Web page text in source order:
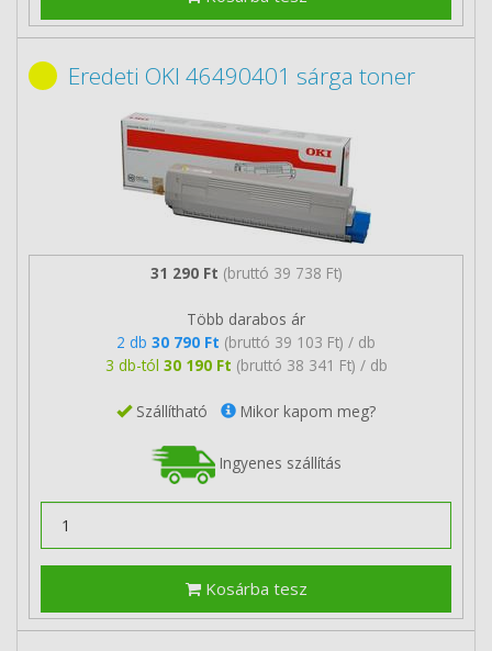
Eredeti OKI 46490401 sárga toner
31 290 Ft (bruttó 39 738 Ft)
Több darabos ár
2 db 30 790 Ft (bruttó 39 103 Ft) / db
3 db-tól 30 190 Ft (bruttó 38 341 Ft) / db
Szállítható Mikor kapom meg?
Ingyenes szállítás
Kosárba tesz